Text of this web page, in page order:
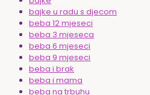
bajke u radu s djecom
beba 12 mjeseci
beba 3 mjeseca
beba 6 mjeseci
beba 9 mjeseci
beba i brak
beba i mama
beba na trbuhu